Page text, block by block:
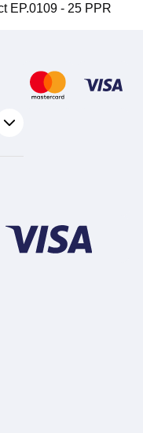
EP.0109 - 25 PPR